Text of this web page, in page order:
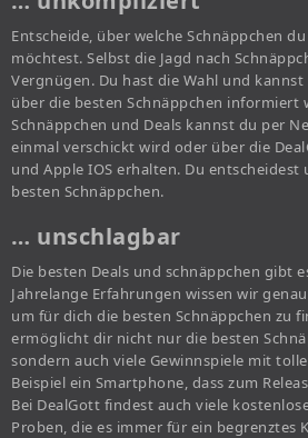
Entscheide, über welche Schnäppchen
möchtest. Selbst die Jagd nach
Vergnügen. Du hast die Wahl und
über die besten Schnäppchen informiert
Schnäppchen und Deals kannst du per
einmal verschickt wird oder über die
und Apple IOS erhalten. Du
besten Schnäppchen.
… unschlagbar
Die besten Deals und schnäppchen gibt
Jahrelange Erfahrungen wissen wir
um für dich die besten Schnäppchen zu
ermöglicht dir nicht nur die besten
sondern auch viele Gewinnspiele mit
Beispiel ein Smartphone, dass zum
Bei DealGott findest auch viele
Proben, die es immer für ein begrenztes